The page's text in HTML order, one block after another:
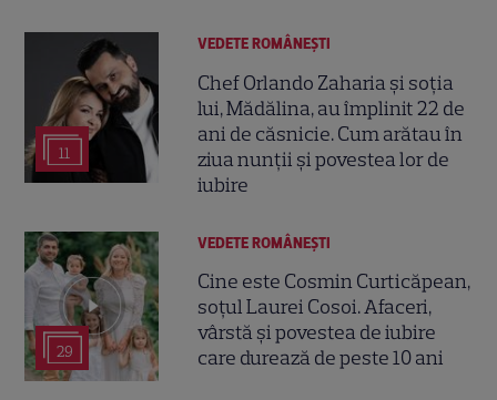
11
VEDETE ROMÂNEŞTI
Chef Orlando Zaharia și soția
lui, Mădălina, au împlinit 22 de
ani de căsnicie. Cum arătau în
ziua nunții și povestea lor de
iubire
29
VEDETE ROMÂNEŞTI
Cine este Cosmin Curticăpean,
soțul Laurei Cosoi. Afaceri,
vârstă și povestea de iubire
care durează de peste 10 ani